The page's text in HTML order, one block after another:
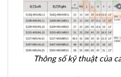
Thông số kỹ thuật của